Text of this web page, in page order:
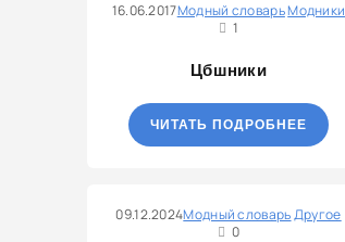
16.06.2017Модный словарьМодники
1
Цбшники
ЧИТАТЬ ПОДРОБНЕЕ
09.12.2024Модный словарьДругое
0